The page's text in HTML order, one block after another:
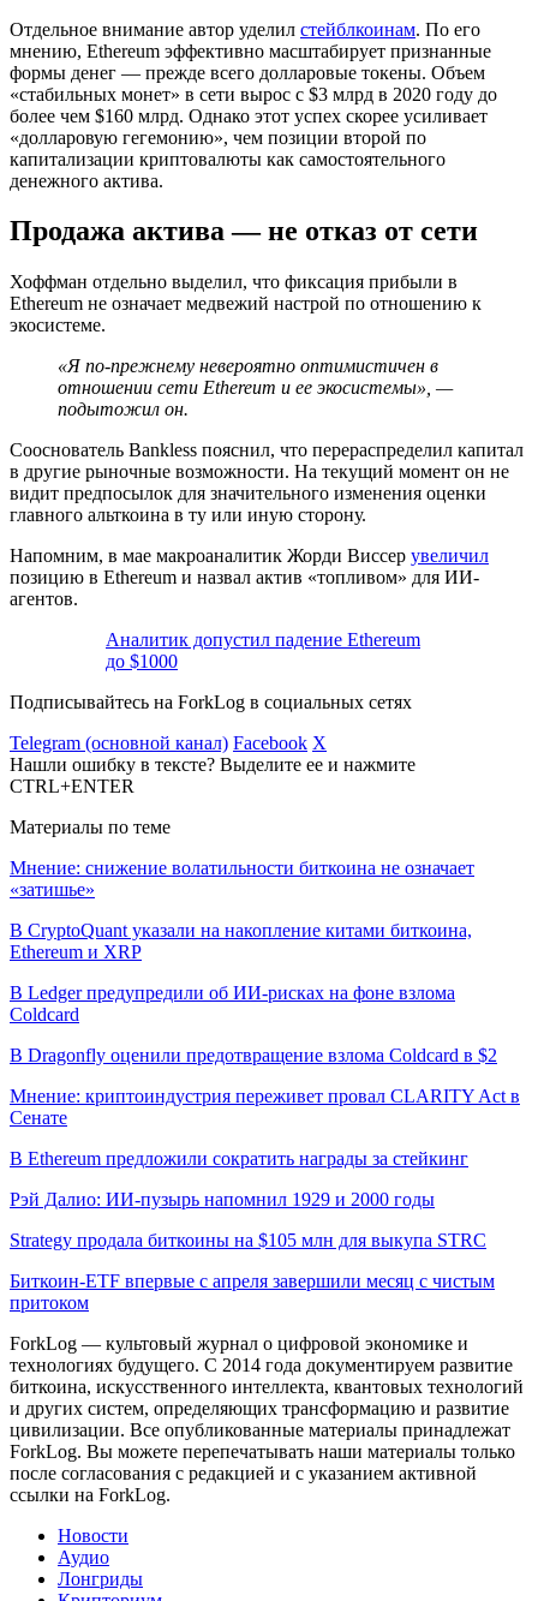
Отдельное внимание автор уделил стейблкоинам. По его
мнению, Ethereum эффективно масштабирует признанные
формы денег — прежде всего долларовые токены. Объем
«стабильных монет» в сети вырос с $3 млрд в 2020 году до
более чем $160 млрд. Однако этот успех скорее усиливает
«долларовую гегемонию», чем позиции второй по
капитализации криптовалюты как самостоятельного
денежного актива.
Продажа актива — не отказ от сети
Хоффман отдельно выделил, что фиксация прибыли в
Ethereum не означает медвежий настрой по отношению к
экосистеме.
«Я по-прежнему невероятно оптимистичен в
отношении сети Ethereum и ее экосистемы», —
подытожил он.
Сооснователь Bankless пояснил, что перераспределил капитал
в другие рыночные возможности. На текущий момент он не
видит предпосылок для значительного изменения оценки
главного альткоина в ту или иную сторону.
Напомним, в мае макроаналитик Жорди Виссер увеличил
позицию в Ethereum и назвал актив «топливом» для ИИ-
агентов.
Аналитик допустил падение Ethereum
до $1000
Подписывайтесь на ForkLog в социальных сетях
Telegram (основной канал) Facebook X
Нашли ошибку в тексте? Выделите ее и нажмите
CTRL+ENTER
Материалы по теме
Мнение: снижение волатильности биткоина не означает
«затишье»
В CryptoQuant указали на накопление китами биткоина,
Ethereum и XRP
В Ledger предупредили об ИИ-рисках на фоне взлома
Coldcard
В Dragonfly оценили предотвращение взлома Coldcard в $2
Мнение: криптоиндустрия переживет провал CLARITY Act в
Сенате
В Ethereum предложили сократить награды за стейкинг
Рэй Далио: ИИ-пузырь напомнил 1929 и 2000 годы
Strategy продала биткоины на $105 млн для выкупа STRC
Биткоин-ETF впервые с апреля завершили месяц с чистым
притоком
ForkLog — культовый журнал о цифровой экономике и
технологиях будущего. С 2014 года документируем развитие
биткоина, искусственного интеллекта, квантовых технологий
и других систем, определяющих трансформацию и развитие
цивилизации. Все опубликованные материалы принадлежат
ForkLog. Вы можете перепечатывать наши материалы только
после согласования с редакцией и с указанием активной
ссылки на ForkLog.
Новости
Аудио
Лонгриды